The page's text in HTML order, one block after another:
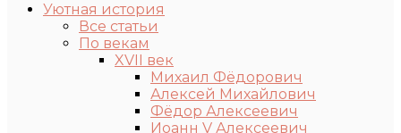
Уютная история
Все статьи
По векам
XVII век
Михаил Фёдорович
Алексей Михайлович
Фёдор Алексеевич
Иоанн V Алексеевич